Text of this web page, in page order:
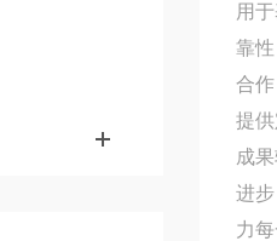
用
靠
合
提
成
进
力